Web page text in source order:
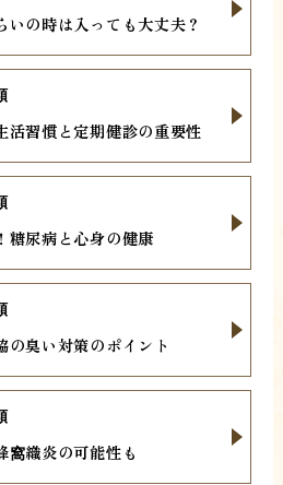
いの時は入っても大丈夫？
活習慣と定期健診の重要性
糖尿病と心身の健康
の臭い対策のポイント
窩織炎の可能性も